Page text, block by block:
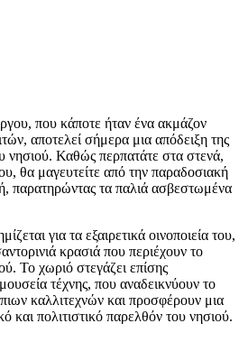
που κάποτε ήταν ένα ακμάζον
αποτελεί σήμερα μια απόδειξη της
νησιού. Καθώς περπατάτε στα στενά,
θα μαγευτείτε από την παραδοσιακή
παρατηρώντας τα παλιά ασβεστωμένα
για τα εξαιρετικά οινοποιεία του,
κρασιά που περιέχουν το
Το χωριό στεγάζει επίσης
τέχνης, που αναδεικνύουν το
καλλιτεχνών και προσφέρουν μια
και πολιτιστικό παρελθόν του νησιού.